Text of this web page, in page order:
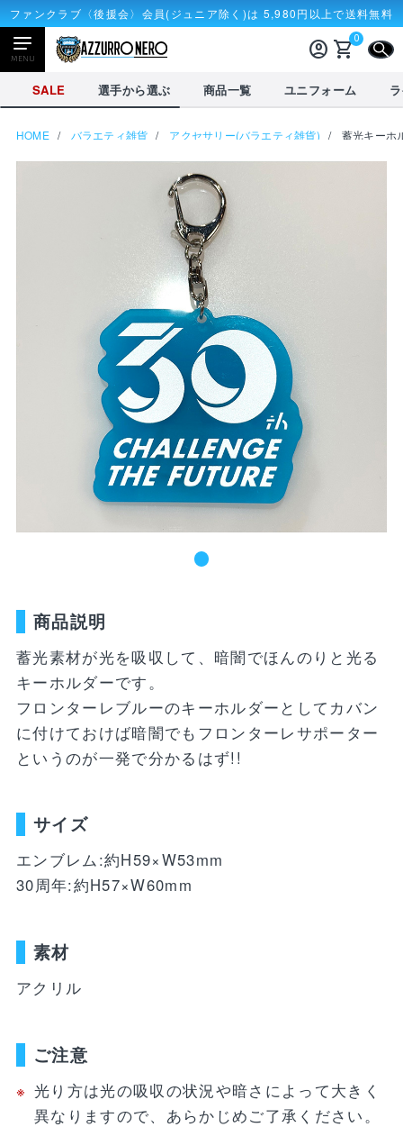
ファンクラブ〈後援会〉会員(ジュニア除く)は 5,980円以上で送料無料
MENU account_circle shopping_cart0
SALE 選手から選ぶ 商品一覧 ユニフォーム
CLOSE
NEWアイテム タオル・マフラー 応戦雑貨
Tシャツ
account_circle
決済情報 shopping_cart カート
選手から選ぶ
新着商品
ランキング
お気に入り
ユニフォーム
FP1st
FP2nd
GK1st
LIMITEDユニフォーム
30周年記念アイテム
ライフスタイル
コラボレーション
バラエティ雑貨
アウトドア
アクセサリー
トラベル
ぬいぐるみ
ペット
応援雑貨
生活雑貨(ホーム&キッチン)
WEBショップ限定グッズ
キッズ
DVD・Bluray・書籍
書籍
お知らせ
お気に入り
CLOSE
選手から選ぶ
ユニフォーム ライフスタイル
コラボレーショ
バラエティ雑貨
ray・書籍
HOME バラエティ雑貨 アクセサリー(バラエティ雑貨) 蓄光キーホ
商品説明
蓄光素材が光を吸収して、暗闇でほんのりと光る
キーホルダーです。
フロンターレブルーのキーホルダーとしてカバン
に付けておけば暗闇でもフロンターレサポーター
というのが一発で分かるはず!!
サイズ
エンブレム:約H59×W53mm
30周年:約H57×W60mm
素材
アクリル
ご注意
光り方は光の吸収の状況や暗さによって大きく
異なりますので、あらかじめご了承ください。